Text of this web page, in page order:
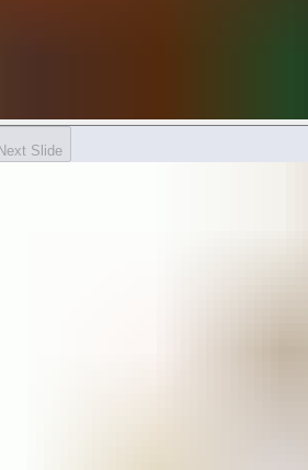
Next Slide